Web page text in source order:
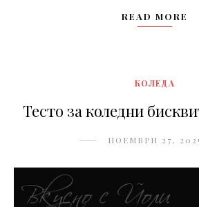
READ MORE
КОЛЕДА
Тесто за коледни
НОЕМВРИ 27,